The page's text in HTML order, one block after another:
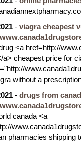
- viagra cheapest
<a href=http://
a> cheapest price for
without a
- drugs from
canada <a
pharmacies shipping